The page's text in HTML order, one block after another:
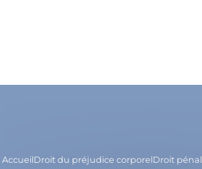
AccueilDroit du préjudice corporelDroit pénal